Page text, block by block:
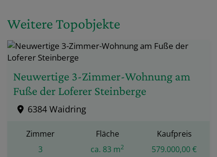
Weitere Topobjekte
Neuwertige 3-Zimmer-Wohnung am
Fuße der Loferer Steinberge
6384 Waidring
Zimmer
3
Fläche
ca. 83 m2
Kaufpreis
579.000,00 €